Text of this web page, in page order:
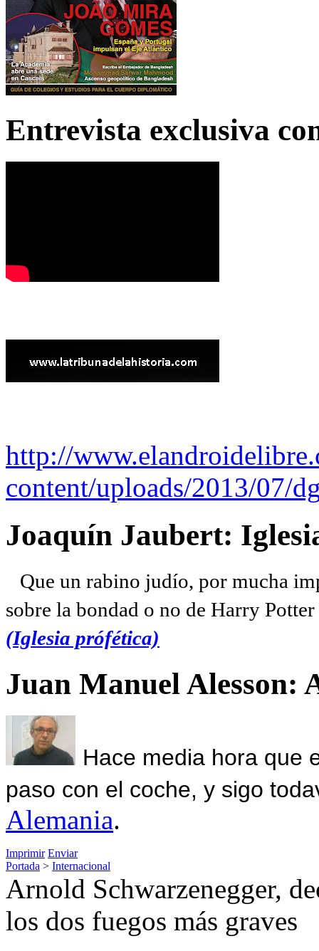
Entrevista exclusiva
http://
content/uploads/2013/07/
Joaquín Jaubert:
Que un rabino judío, por mucha
sobre la bondad o no de Harry
(Iglesia prófética)
Juan Manuel Alesson:
Hace media hora que
paso con el coche, y sigo
Alemania.
Imprimir Enviar
Portada > Internacional
Arnold Schwarzenegger,
los dos fuegos más graves